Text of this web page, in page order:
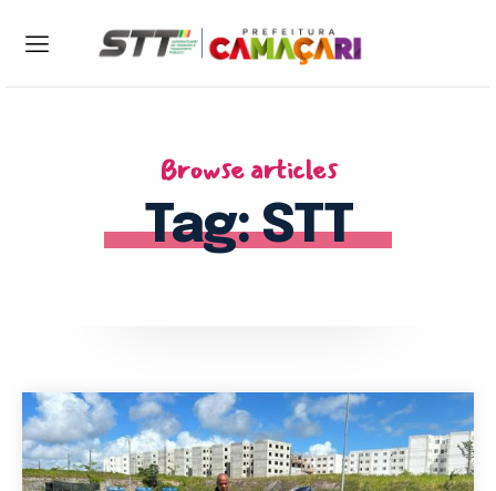
ENTRAR
Serviços
Central 24h:
Browse articles
Tag:STT